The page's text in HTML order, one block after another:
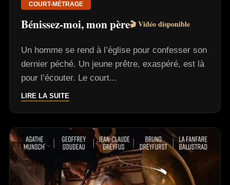
COURT-MÉTRAGE
Bénissez-moi, mon père🎬 Vidéo disponible
Un homme se rend à l’église pour confesser son
dernier péché. Un jeune prêtre, exaspéré, est là
pour l’écouter. Le court...
LIRE LA SUITE